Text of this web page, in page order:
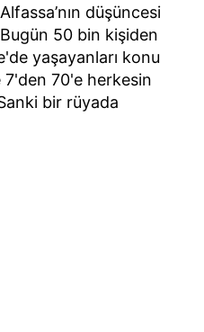
düşüncesi
Bugün 50 bin kişiden
yaşayanları konu
70'e herkesin
bir rüyada